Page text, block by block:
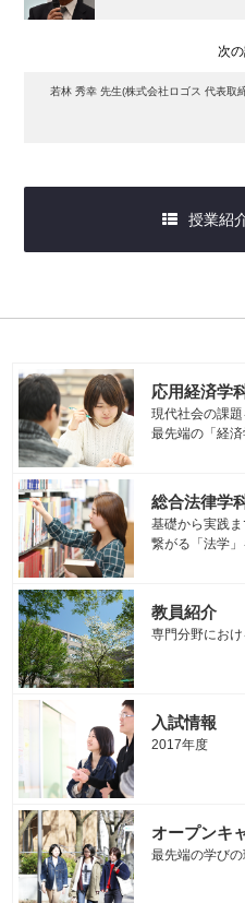
次
若林 秀幸 先生(株式会社ロゴス 代表取
授業紹
応用経済学
現代社会の課
最先端の「経
総合法律学
基礎から実践
繋がる「法学
教員紹介
専門分野にお
入試情報
2017年度
オープンキ
最先端の学び